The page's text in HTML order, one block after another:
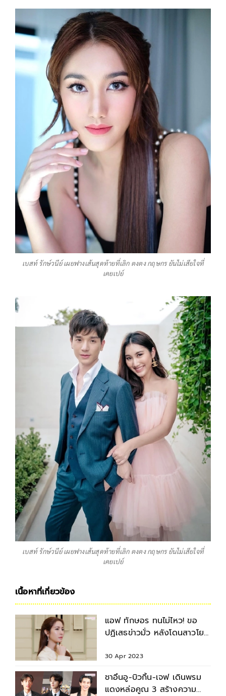
เบสท์ รักษ์วนีย์ เผยฟางเส้นสุดท้ายที่เลิก ตงตง กฤษกร ยันไม่เสียใจที่
เคยเปย์
เบสท์ รักษ์วนีย์ เผยฟางเส้นสุดท้ายที่เลิก ตงตง กฤษกร ยันไม่เสียใจที่
เคยเปย์
เนื้อหาที่เกี่ยวข้อง
แอฟ ทักษอร ทนไม่ไหว! ขอ
ปฏิเสธข่าวมั่ว หลังโดนสาวโยง
30 Apr 2023
ชาอึนอู-บิวกิ้น-เจฟ เดินพรม
แดงหล่อคูณ 3 สร้างความ